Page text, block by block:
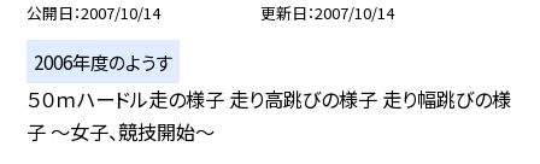
公開日 2007/10/14 更新日 2007/10/14
2006年度のようす
５０ｍハードル走の様子 走り高跳びの様子 走り幅跳びの様
子 〜女子、競技開始〜